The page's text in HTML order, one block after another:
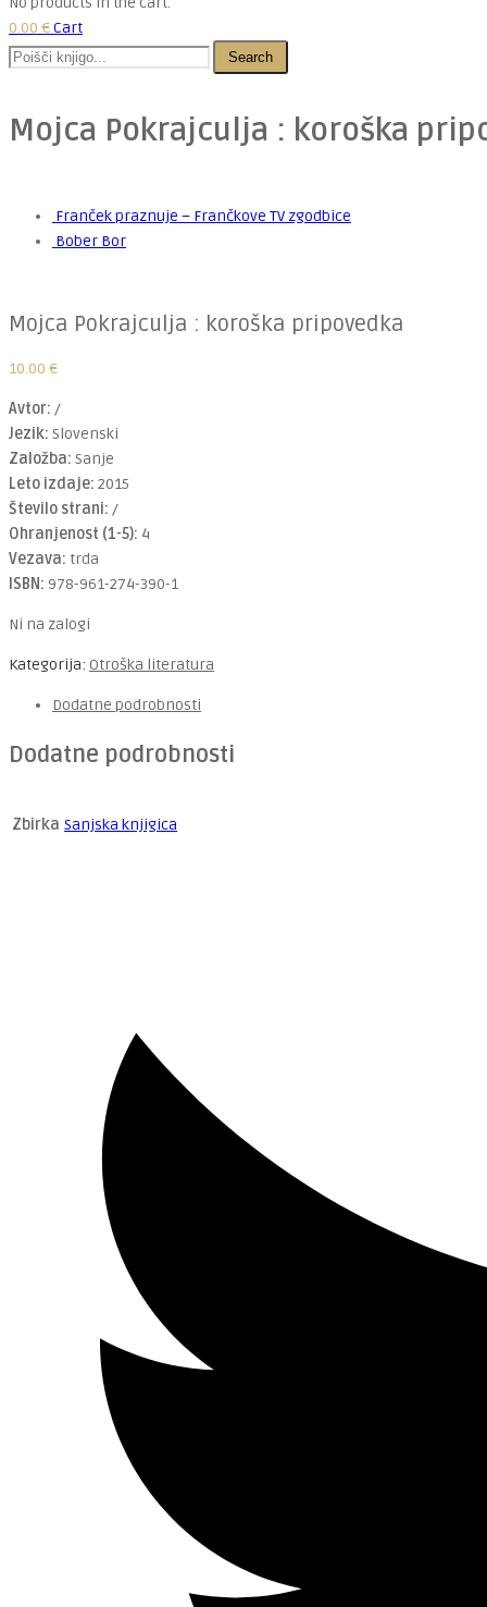
0.00 €Cart
Search
Mojca Pokrajculja : koroška
Franček praznuje – Frančkove TV zgodbice
Bober Bor
Mojca Pokrajculja : koroška pripovedka
10.00 €
Avtor: /
Jezik: Slovenski
Založba: Sanje
Leto izdaje: 2015
Število strani: /
Ohranjenost (1-5): 4
Vezava: trda
ISBN: 978-961-274-390-1
Ni na zalogi
Kategorija: Otroška literatura
Dodatne podrobnosti
Dodatne podrobnosti
Zbirka Sanjska knjigica